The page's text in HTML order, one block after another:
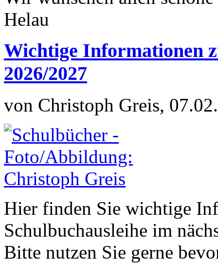
Helau
Wichtige Informationen
2026/2027
von Christoph Greis,
Hier finden Sie wichtige
Schulbuchausleihe im
Bitte nutzen Sie gerne